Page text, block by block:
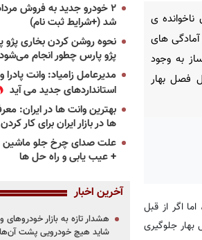
ی
آمادگی های
به وجود
فصل بهار
اگر از قبل
جلوگیری
۲ خودرو جدید به فروش
شد (+شرایط ثبت نام)
نحوه روشن کردن بخاری پژو
پژو پارس چطور انجام
مدیرعامل زامیاد: وانت پادرا
استانداردهای جدید می آید
ها در بازار ایران برای کار کردن
علت صدای چرخ جلو
+ عیب یابی و راه حل ها
آخرین اخبار
هشدار تازه به بازار خودروهای
شاید هیچ خودرویی پشت آن‌ها